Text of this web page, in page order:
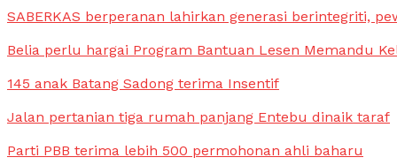
SABERKAS berperanan lahirkan generasi berintegriti,
Belia perlu hargai Program Bantuan Lesen Memandu
145 anak Batang Sadong terima Insentif
Jalan pertanian tiga rumah panjang Entebu dinaik taraf
Parti PBB terima lebih 500 permohonan ahli baharu